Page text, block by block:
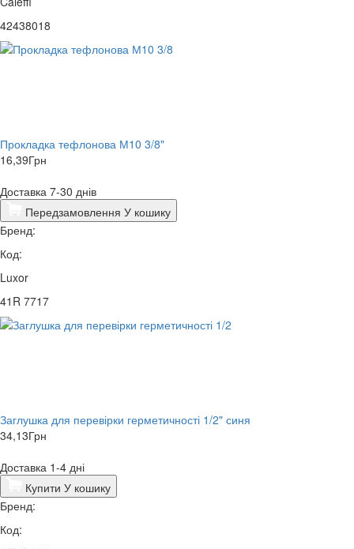
42438018
Прокладка тефлонова М10 3/8"
16,39Грн
Доставка 7-30 днів
Передзамовлення У кошику
Бренд:
Код:
Luxor
41R 7717
Заглушка для перевірки герметичності 1/2" синя
34,13Грн
Доставка 1-4 дні
Купити У кошику
Бренд:
Код: